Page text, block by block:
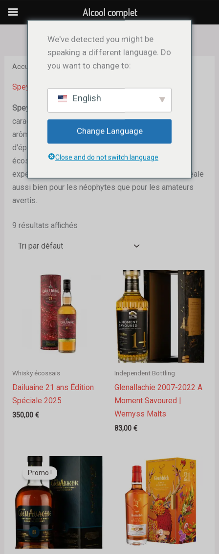
Aller
Accueil / Speyside
Speyside
Speyside Whisky
caractère doux et élégant, ainsi que pour ses riches
arômes de miel, de fruits du verger, de vanille et
d'épices délicates. Élaborés dans la célèbre région
écossaise du Speyside, ces whiskies offrent une
expérience de dégustation raffinée et accessible, idéale
aussi bien pour les néophytes que pour les amateurs
avertis.
9 résultats affichés
Whisky écossais
Dailuaine 21 ans Édition
Spéciale 2025
350,00 €
Independent Bottling
Glenallachie 2007-2022 A
Moment Savoured |
Wemyss Malts
83,00 €
Promo !
Le
prix
initial
était :
44,00 €.
actuel
est :
We've detected you might be
speaking a different language. Do
you want to change to:
English
Change Language
Close and do not switch language
Alcool complet